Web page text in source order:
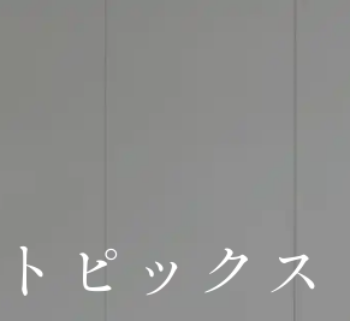
トピックス